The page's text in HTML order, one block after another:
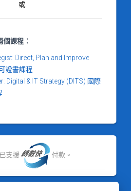
或
課程：
Direct, Plan and Improve
證書課程
Digital & IT Strategy (DITS) 國際
支援 付款。